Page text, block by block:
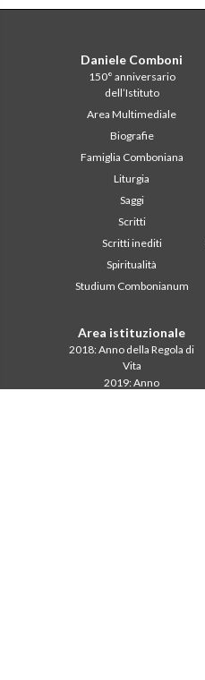
Daniele Comboni
150° anniversario
dell’Istituto
Area Multimediale
Biografie
Famiglia Comboniana
Liturgia
Saggi
Scritti
Scritti inediti
Spiritualità
Studium Combonianum
Area istituzionale
2018: Anno della Regola di
Vita
2019: Anno